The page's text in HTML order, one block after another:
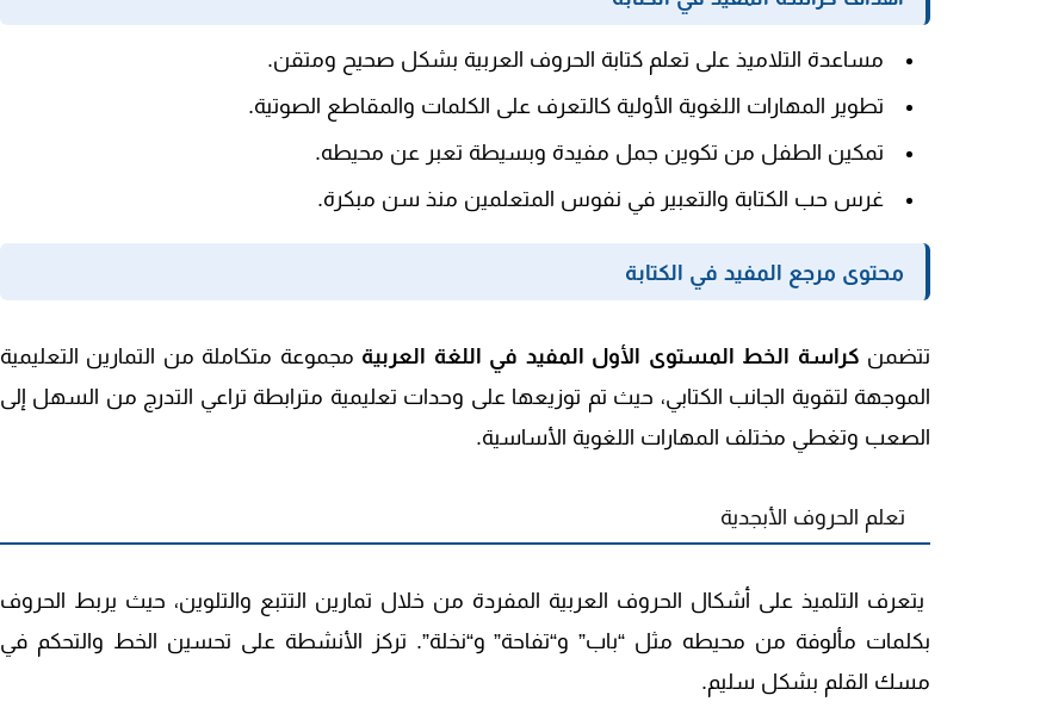
مساعدة التلاميذ على تعلم كتابة الحروف العربية بشكل صحيح ومتقن.
تطوير المهارات اللغوية الأولية كالتعرف على الكلمات والمقاطع الصوتية.
تمكين الطفل من تكوين جمل مفيدة وبسيطة تعبر عن محيطه.
غرس حب الكتابة والتعبير في نفوس المتعلمين منذ سن مبكرة.
محتوى مرجع المفيد في الكتابة
تتضمن كراسة الخط المستوى الأول المفيد في اللغة العربية مجموعة متكاملة من التمارين التعليمية
الموجهة لتقوية الجانب الكتابي، حيث تم توزيعها على وحدات تعليمية مترابطة تراعي التدرج من السهل إلى
الصعب وتغطي مختلف المهارات اللغوية الأساسية.
تعلم الحروف الأبجدية
يتعرف التلميذ على أشكال الحروف العربية المفردة من خلال تمارين التتبع والتلوين، حيث يربط الحروف
بكلمات مألوفة من محيطه مثل “باب” و“تفاحة” و“نخلة”. تركز الأنشطة على تحسين الخط والتحكم في
مسك القلم بشكل سليم.